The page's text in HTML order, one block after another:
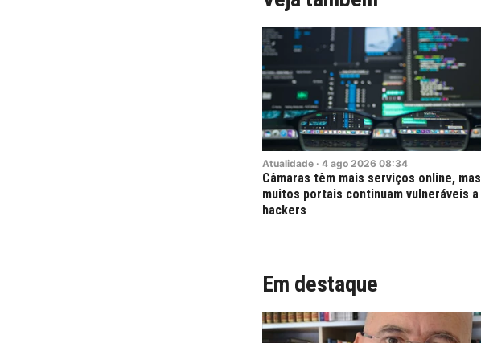
Atualidade · 4 ago 2026 08:34
Câmaras têm mais serviços online, mas
muitos portais continuam vulneráveis a
hackers
Em destaque